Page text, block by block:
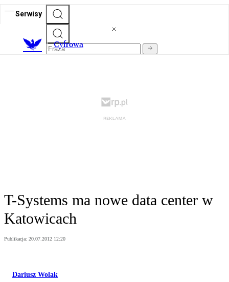
Serwisy
Cyfrowa
T-Systems ma nowe data center w
Katowicach
Publikacja: 20.07.2012 12:20
Dariusz Wolak